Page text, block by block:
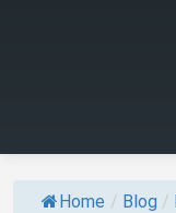
Home / Blog /